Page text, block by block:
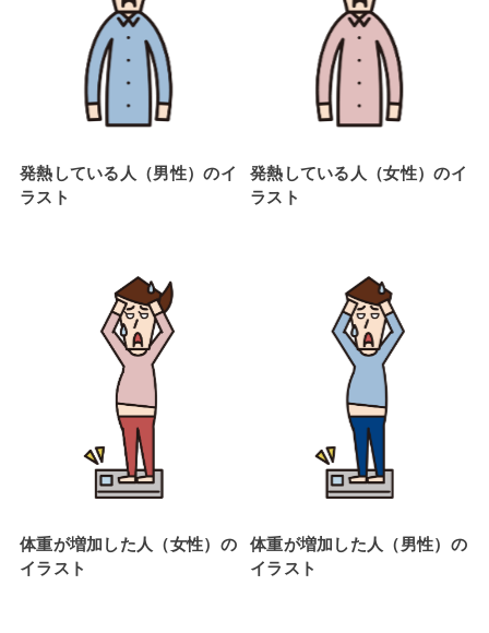
発熱している人（男性）のイ
ラスト
発熱している人（女性）のイ
ラスト
体重が増加した人（女性）の
イラスト
体重が増加した人（男性）の
イラスト